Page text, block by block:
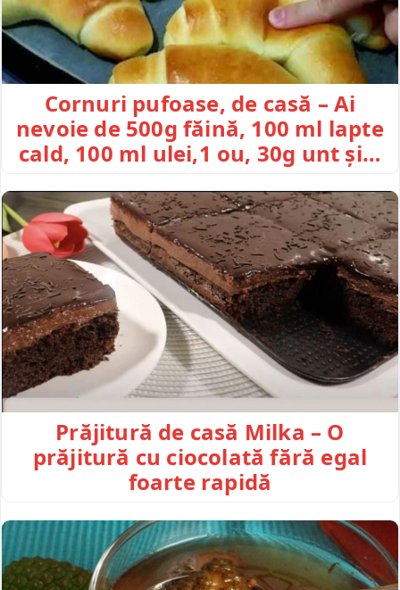
Cornuri pufoase, de casă – Ai
nevoie de 500g făină, 100 ml lapte
cald, 100 ml ulei,1 ou, 30g unt și…
Prăjitură de casă Milka – O
prăjitură cu ciocolată fără egal
foarte rapidă